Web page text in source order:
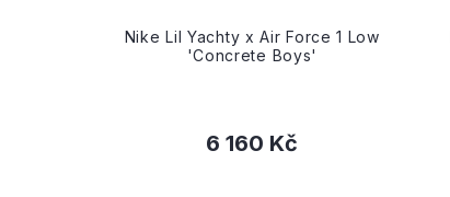
Nike Lil Yachty x Air Force 1 Low
'Concrete Boys'
6 160 Kč